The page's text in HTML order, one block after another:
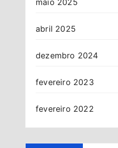
maio 2025
abril 2025
dezembro 2024
fevereiro 2023
fevereiro 2022